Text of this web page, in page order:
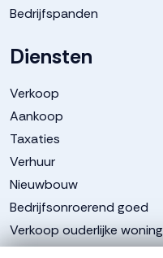
Bedrijfspanden
Diensten
Verkoop
Aankoop
Taxaties
Verhuur
Nieuwbouw
Bedrijfsonroerend goed
Verkoop ouderlijke woning